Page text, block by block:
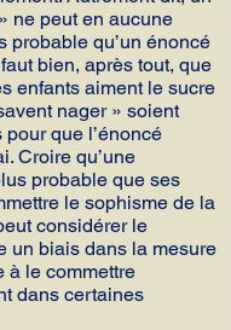
ne peut en aucune
probable qu’un énoncé
bien, après tout, que
enfants aiment le sucre
nager » soient
que l’énoncé
Croire qu’une
probable que ses
le sophisme de la
considérer le
un biais dans la mesure
à le commettre
dans certaines